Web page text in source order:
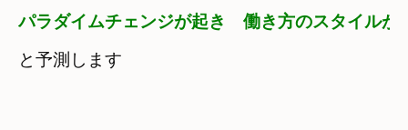
パラダイムチェンジが起き
と予測します